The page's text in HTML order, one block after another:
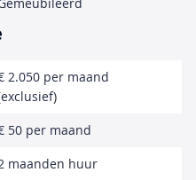
2.050 per maand
50 per maand
maanden huur